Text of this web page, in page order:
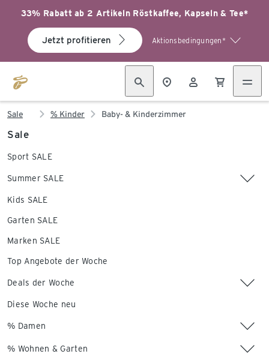
33% Rabatt ab 2 Artikeln Röstkaffee, Kapseln & Tee*
Jetzt profitieren Aktionsbedingungen*
Sale % Kinder Baby- & Kinderzimmer
Sale
Sport SALE
Summer SALE
Kids SALE
Garten SALE
Marken SALE
Top Angebote der Woche
Deals der Woche
Diese Woche neu
% Damen
% Wohnen & Garten